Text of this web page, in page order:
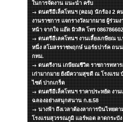
ในการจัดงาน แนะนำ ครับ
ดนตรีอีเล็คโทนฯ (คอม) นักร้อง 2 ค
งานราชการ แจกรางวัลมากมาย ผู้ร่ว
หน้า จากใจ แอ๊ด มิวสิค โทร
ดนตรีอีเลคโทนฯ งานเลี้ยงเกษียณ
หนึ่ง สโมสรราชพฤกษ์ นอร์ธปาร์ค ถน
กทม.
ดนตรีงาน เกษียณชีวิต ราชการทหาร
เก่ามากมาย ยังมีความสุขดี ณ โรงแรม
ไซด์ ปากเกร็ด
ดนตรีอีเล็คโทนฯ ราคาประหยัด งาน
ฉลองอย่างสนุกสนาน ก.ย.58
นางฟ้า ถึงเวลาต้องลาการบินไทยตา
โรงแรมสุวรรณภูมิ แอร์พอต ลาดกระบัง